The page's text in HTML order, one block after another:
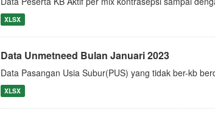
XLSX
Data Unmetneed Bulan Januari 2023
Data Pasangan Usia Subur(PUS) yang tidak ber-kb
XLSX